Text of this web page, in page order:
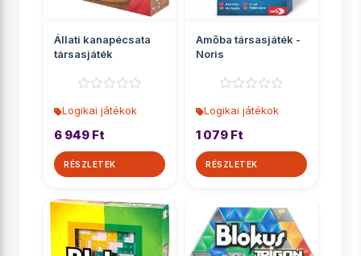
Állati kanapécsata
társasjáték
Logikai játékok
6 949 Ft
RÉSZLETEK
Amőba társasjáték -
Noris
Logikai játékok
1 079 Ft
RÉSZLETEK